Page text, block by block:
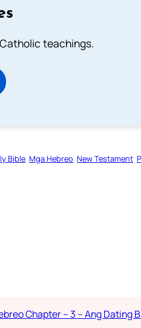
teachings.
Bible Mga Hebreo New Testament
Chapter – 3 – Ang Dating